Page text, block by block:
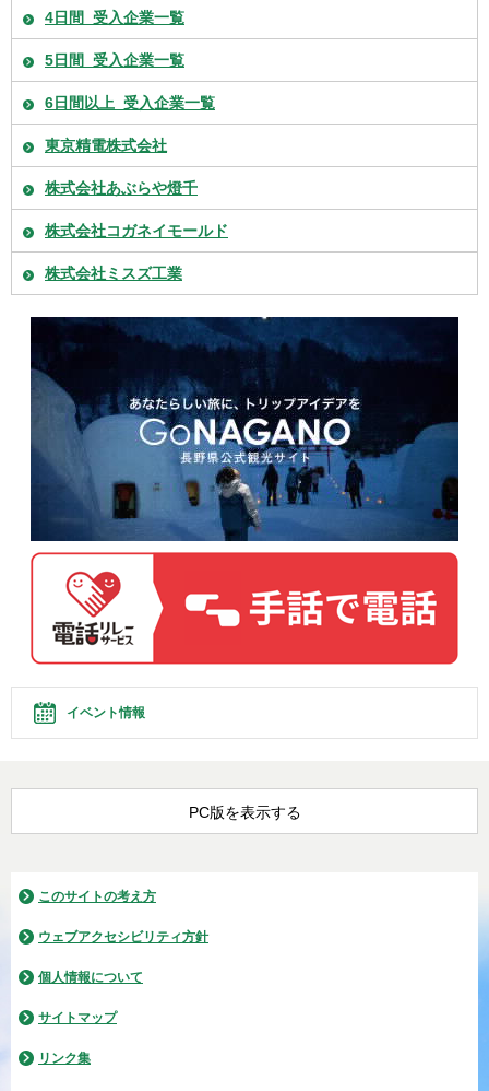
4日間_受入企業一覧
5日間_受入企業一覧
6日間以上_受入企業一覧
東京精電株式会社
株式会社あぶらや燈千
株式会社コガネイモールド
株式会社ミスズ工業
イベント情報
PC版を表示する
このサイトの考え方
ウェブアクセシビリティ方針
個人情報について
サイトマップ
リンク集